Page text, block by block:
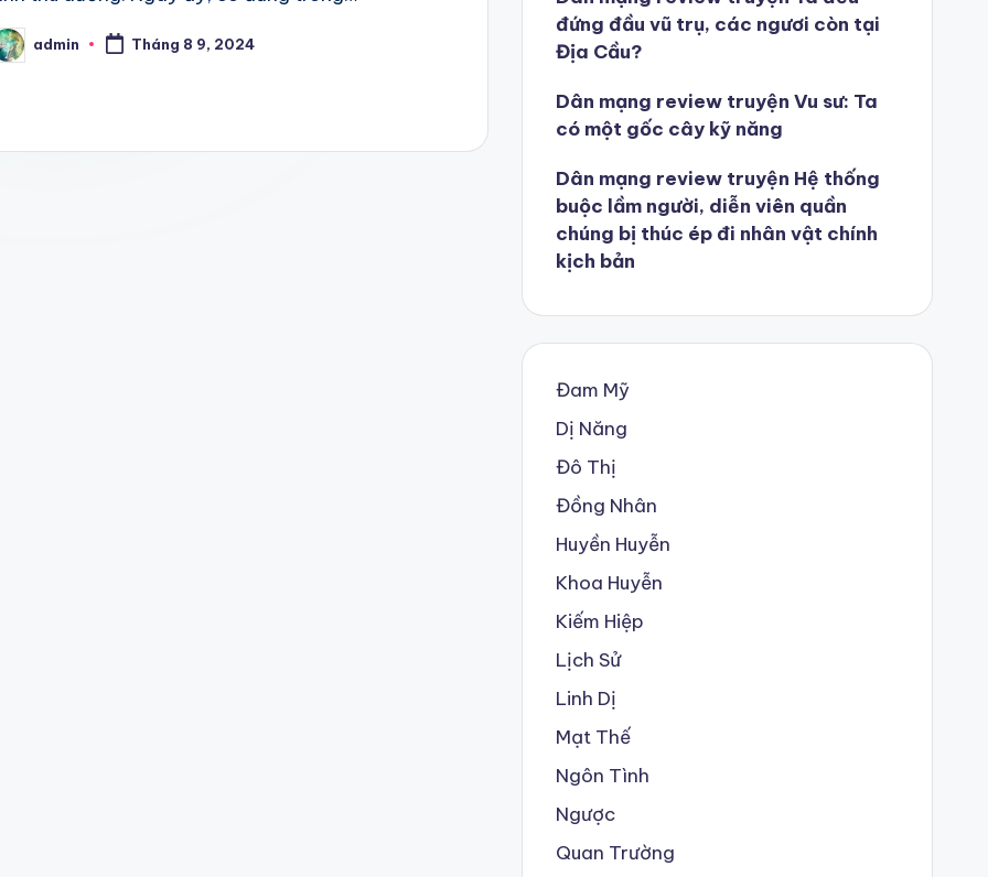
admin Tháng 8 9, 2024
đứng đầu vũ trụ, các ngươi còn tại
Địa Cầu?
Dân mạng review truyện Vu sư: Ta
có một gốc cây kỹ năng
Dân mạng review truyện Hệ thống
buộc lầm người, diễn viên quần
chúng bị thúc ép đi nhân vật chính
kịch bản
Đam Mỹ
Dị Năng
Đô Thị
Đồng Nhân
Huyền Huyễn
Khoa Huyễn
Kiếm Hiệp
Lịch Sử
Linh Dị
Mạt Thế
Ngôn Tình
Ngược
Quan Trường